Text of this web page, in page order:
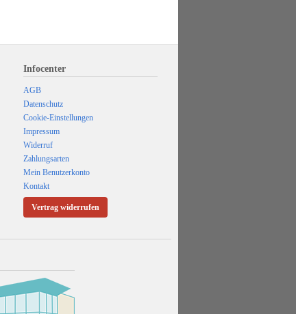
Infocenter
AGB
Datenschutz
Cookie-Einstellungen
Impressum
Widerruf
Zahlungsarten
Mein Benutzerkonto
Kontakt
Vertrag widerrufen